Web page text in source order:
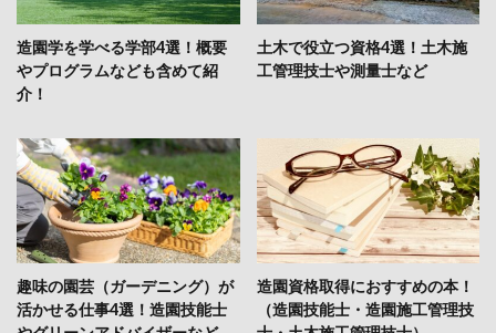
造園学を学べる学部4選！概要
やプログラムなども含めて紹
介！
土木で役立つ資格4選！土木施
工管理技士や測量士など
趣味の園芸（ガーデニング）が
活かせる仕事4選！造園技能士
造園資格取得におすすめの本！
（造園技能士・造園施工管理技